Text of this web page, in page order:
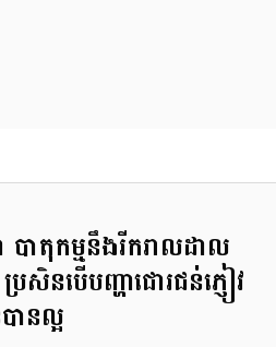
ាតុកម្មនឹងរីករាលដាល
សិនបើបញ្ហាជោរជន់ភ្ញៀវ
នល្អ